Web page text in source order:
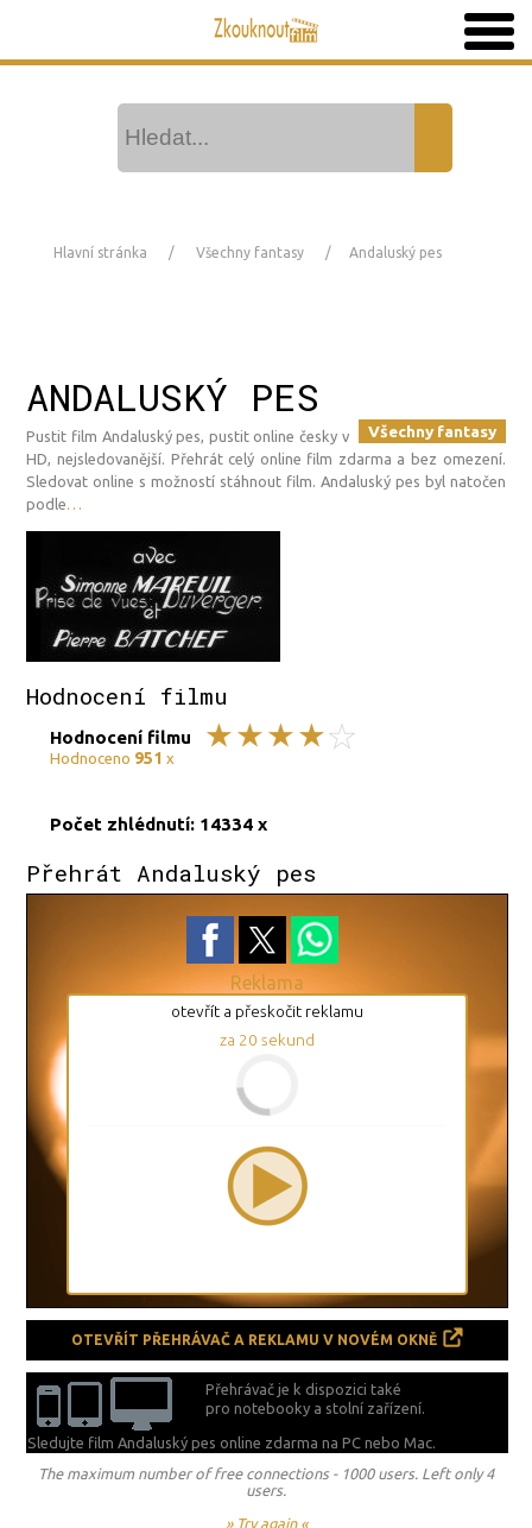
Hlavní stránka Všechny fantasy Andaluský pes
ANDALUSKÝ PES
Všechny fantasy
Pustit film Andaluský pes, pustit online česky v
HD, nejsledovanější. Přehrát celý online film zdarma a bez omezení.
Sledovat online s možností stáhnout film. Andaluský pes byl natočen
podle
Hodnocení filmu
Hodnocení filmu
Hodnoceno 951x
Počet zhlédnutí: 14334 x
Přehrát Andaluský pes
Reklama
otevřít a přeskočit reklamu
za 19 sekund
OTEVŘÍT PŘEHRÁVAČ A REKLAMU V NOVÉM OKNĚ
Přehrávač je k dispozici také
pro notebooky a stolní zařízení.
Sledujte film Andaluský pes online zdarma naPC nebo Mac.
The maximum number of free connections - 1000 users. Left only 4
users.
» Try again «